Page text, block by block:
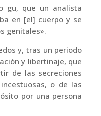
gu, que un analista
en [el] cuerpo y se
genitales».
y, tras un periodo
y libertinaje, que
de las secreciones
o de las
por una persona